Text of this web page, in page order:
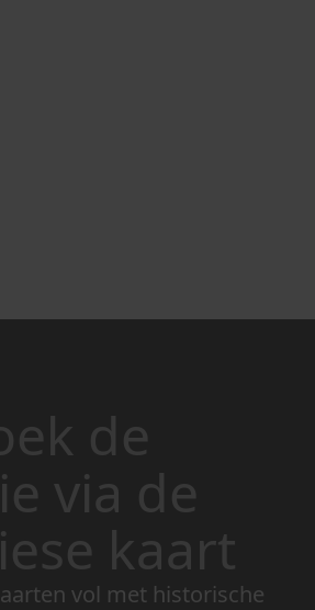
de
via de
kaart
vol met historische